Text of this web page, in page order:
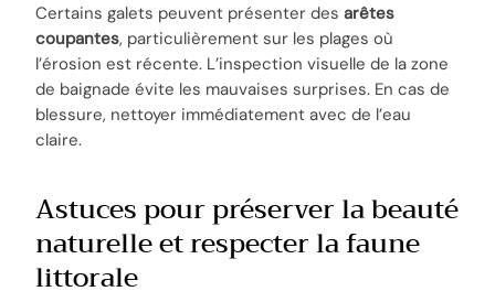
Certains galets peuvent présenter desarêtes
coupantes, particulièrement sur les plages où
l’érosion est récente. L’inspection visuelle de la zone
de baignade évite les mauvaises surprises. En cas de
blessure, nettoyer immédiatement avec de l’eau
claire.
Astuces pour préserver la beauté
naturelle et respecter la faune
littorale